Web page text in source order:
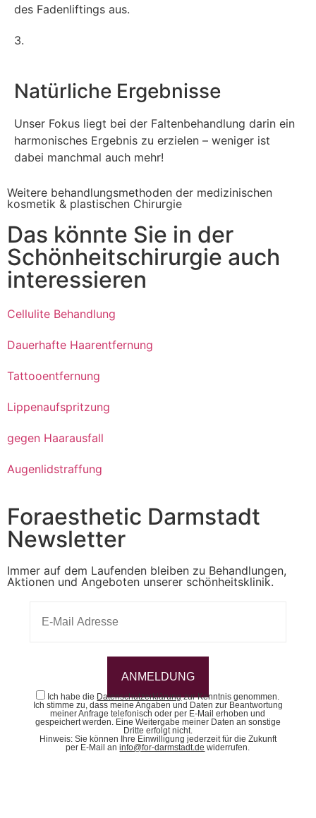
des Fadenliftings aus.
3.
Natürliche Ergebnisse
Unser Fokus liegt bei der Faltenbehandlung darin ein
harmonisches Ergebnis zu erzielen – weniger ist
dabei manchmal auch mehr!
Weitere behandlungsmethoden der medizinischen
kosmetik & plastischen Chirurgie
Das könnte Sie in der
Schönheitschirurgie auch
interessieren
Cellulite Behandlung
Dauerhafte Haarentfernung
Tattooentfernung
Lippenaufspritzung
gegen Haarausfall
Augenlidstraffung
Foraesthetic Darmstadt
Newsletter
Immer auf dem Laufenden bleiben zu Behandlungen,
Aktionen und Angeboten unserer schönheitsklinik.
Ich habe die Datenschutzerklärungzur Kenntnis genommen.
Ich stimme zu, dass meine Angaben und Daten zur Beantwortung
meiner Anfrage telefonisch oder per E-Mail erhoben und
gespeichert werden. Eine Weitergabe meiner Daten an sonstige
Dritte erfolgt nicht.
Hinweis: Sie können Ihre Einwilligung jederzeit für die Zukunft
per E-Mail aninfo@for-darmstadt.de widerrufen.